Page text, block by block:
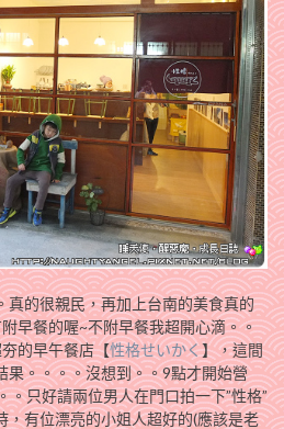
真的很親民，再加上台南的美食真的
早餐的喔~不附早餐我超開心滴。。
的早午餐店【性格せいかく】，這間
果。。。。沒想到。。9點才開始營
。只好請兩位男人在門口拍一下”性格”
，有位漂亮的小姐人超好的(應該是老